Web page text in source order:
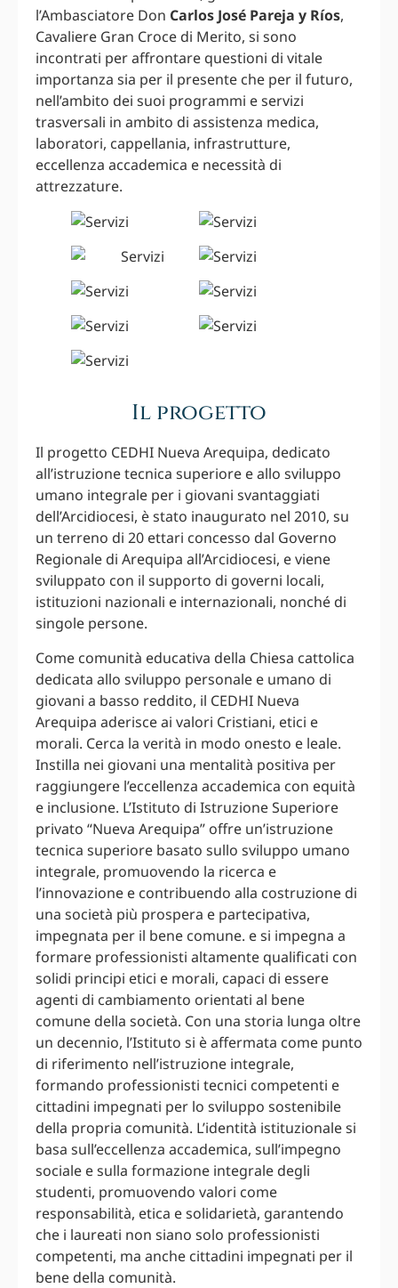
l’Ambasciatore Don Carlos José Pareja y Ríos,
Cavaliere Gran Croce di Merito, si sono
incontrati per affrontare questioni di vitale
importanza sia per il presente che per il futuro,
nell’ambito dei suoi programmi e servizi
trasversali in ambito di assistenza medica,
laboratori, cappellania, infrastrutture,
eccellenza accademica e necessità di
attrezzature.
Il progetto
Il progetto CEDHI Nueva Arequipa, dedicato
all’istruzione tecnica superiore e allo sviluppo
umano integrale per i giovani svantaggiati
dell’Arcidiocesi, è stato inaugurato nel 2010, su
un terreno di 20 ettari concesso dal Governo
Regionale di Arequipa all’Arcidiocesi, e viene
sviluppato con il supporto di governi locali,
istituzioni nazionali e internazionali, nonché di
singole persone.
Come comunità educativa della Chiesa cattolica
dedicata allo sviluppo personale e umano di
giovani a basso reddito, il CEDHI Nueva
Arequipa aderisce ai valori Cristiani, etici e
morali. Cerca la verità in modo onesto e leale.
Instilla nei giovani una mentalità positiva per
raggiungere l’eccellenza accademica con equità
e inclusione. L’Istituto di Istruzione Superiore
privato “Nueva Arequipa” offre un’istruzione
tecnica superiore basato sullo sviluppo umano
integrale, promuovendo la ricerca e
l’innovazione e contribuendo alla costruzione di
una società più prospera e partecipativa,
impegnata per il bene comune. e si impegna a
formare professionisti altamente qualificati con
solidi principi etici e morali, capaci di essere
agenti di cambiamento orientati al bene
comune della società. Con una storia lunga oltre
un decennio, l’Istituto si è affermata come punto
di riferimento nell’istruzione integrale,
formando professionisti tecnici competenti e
cittadini impegnati per lo sviluppo sostenibile
della propria comunità. L’identità istituzionale si
basa sull’eccellenza accademica, sull’impegno
sociale e sulla formazione integrale degli
studenti, promuovendo valori come
responsabilità, etica e solidarietà, garantendo
che i laureati non siano solo professionisti
competenti, ma anche cittadini impegnati per il
bene della comunità.